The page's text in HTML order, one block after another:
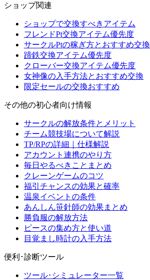
ショップ関連
ショップで交換すべきアイテム
フレンドPt交換アイテム優先度
サークルPtの稼ぎ方とおすすめ交換
蹄鉄交換アイテム優先度
クローバー交換アイテム優先度
女神像の入手方法とおすすめ交換
限定セールの交換おすすめ
その他の初心者向け情報
サークルの解放条件とメリット
チーム競技場について解説
TP/RPの詳細｜仕様解説
アカウント連携のやり方
毎日やるべきことまとめ
クレーンゲームのコツ
福引チャンスの効果と確率
温泉イベントの条件
あんしん笹針師の効果まとめ
勝負服の解放方法
ピースの集め方と使い道
目覚まし時計の入手方法
便利･診断ツール
ツール･シミュレーター一覧